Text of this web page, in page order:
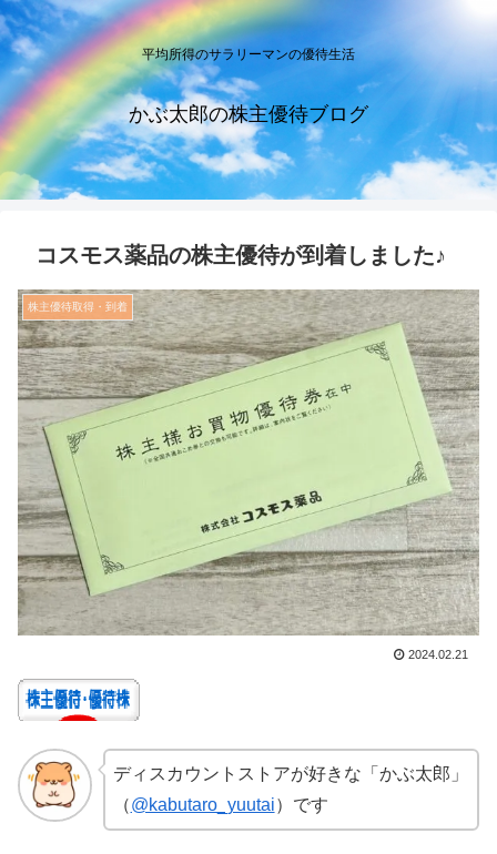
平均所得のサラリーマンの優待生活
かぶ太郎の株主優待ブログ
コスモス薬品の株主優待が到着しました♪
株主優待取得・到着
2024.02.21
ディスカウントストアが好きな「かぶ太郎」
（@kabutaro_yuutai）です